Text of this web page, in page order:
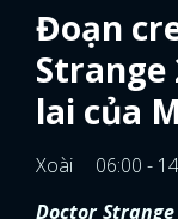
Đoạn
lai của
Xoài
06:00 -
Doctor Strange